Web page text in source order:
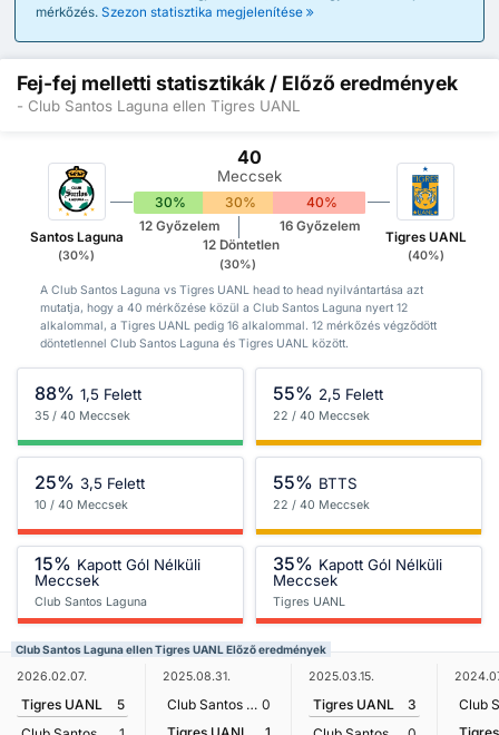
mérkőzés. Szezon statisztika megjelenítése
Fej-fej melletti statisztikák / Előző eredmények
- Club Santos Laguna ellen Tigres UANL
Santos Laguna
(30%)
40
Meccsek
30% 30% 40%
12 Győzelem
12 Döntetlen
(30%)
16 Győzelem
Tigres UANL
(40%)
A Club Santos Laguna vs Tigres UANL head to head nyilvántartása azt
mutatja, hogy a 40 mérkőzése közül a Club Santos Laguna nyert 12
alkalommal, a Tigres UANL pedig 16 alkalommal. 12 mérkőzés végződött
döntetlennel Club Santos Laguna és Tigres UANL között.
88% 1,5 Felett
35 / 40 Meccsek
55% 2,5 Felett
22 / 40 Meccsek
25% 3,5 Felett
10 / 40 Meccsek
55% BTTS
22 / 40 Meccsek
15% Kapott Gól Nélküli
Meccsek
Club Santos Laguna
35% Kapott Gól Nélküli
Meccsek
Tigres UANL
Club Santos Laguna ellen Tigres UANL Előző eredmények
2026.02.07.
Tigres UANL
5
2025.08.31.
Club Santos Laguna 0
2025.03.15.
Tigres UANL
3